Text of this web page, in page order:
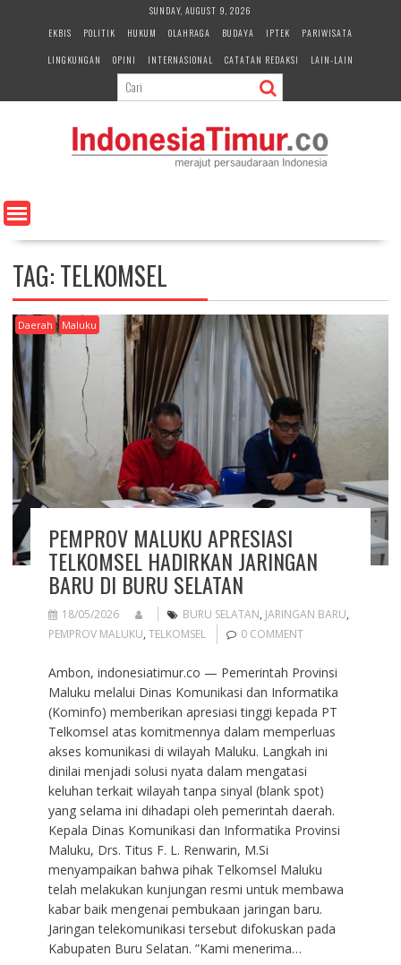
e
n
SUNDAY, AUGUST 9, 2026
EKBIS
POLITIK HUKUM OLAHRAGA BUDAYA IPTEK
PARIWISATA
LINGKUNGAN
OPINI INTERNASIONAL CATATAN REDAKSI LAIN-LAIN
TAG:TELKOMSEL
Daerah Maluku
PEMPROV MALUKU APRESIASI
TELKOMSEL HADIRKAN JARINGAN
BARU DI BURU SELATAN
18/05/2026 BURU SELATAN, JARINGAN BARU,
PEMPROV MALUKU, TELKOMSEL 0 COMMENT
Ambon, indonesiatimur.co — Pemerintah Provinsi
Maluku melalui Dinas Komunikasi dan Informatika
(Kominfo) memberikan apresiasi tinggi kepada PT
Telkomsel atas komitmennya dalam memperluas
akses komunikasi di wilayah Maluku. Langkah ini
dinilai menjadi solusi nyata dalam mengatasi
keluhan terkait wilayah tanpa sinyal (blank spot)
yang selama ini dihadapi oleh pemerintah daerah. ​
Kepala Dinas Komunikasi dan Informatika Provinsi
Maluku, Drs. Titus F. L. Renwarin, M.Si
menyampaikan bahwa pihak Telkomsel Maluku
telah melakukan kunjungan resmi untuk membawa
kabar baik mengenai pembukaan jaringan baru.
Jaringan telekomunikasi tersebut difokuskan pada
Kabupaten Buru Selatan. ​”Kami menerima…